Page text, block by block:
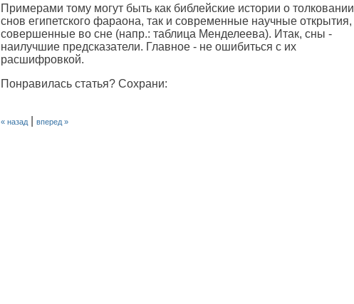
Примерами тому могут быть как библейские истории о толковании
снов египетского фараона, так и современные научные открытия,
совершенные во сне (напр.: таблица Менделеева). Итак, сны -
наилучшие предсказатели. Главное - не ошибиться с их
расшифровкой.
Понравилась статья? Сохрани:
« назад вперед »